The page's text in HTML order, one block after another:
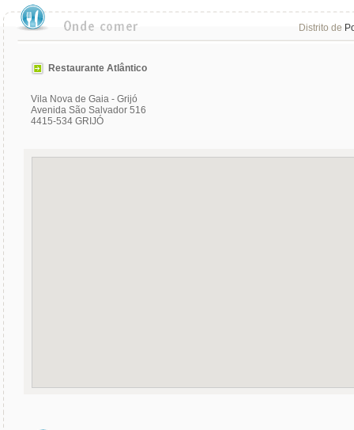
Distrito de
Restaurante Atlântico
Vila Nova de Gaia - Grijó
Avenida São Salvador 516
4415-534 GRIJÓ